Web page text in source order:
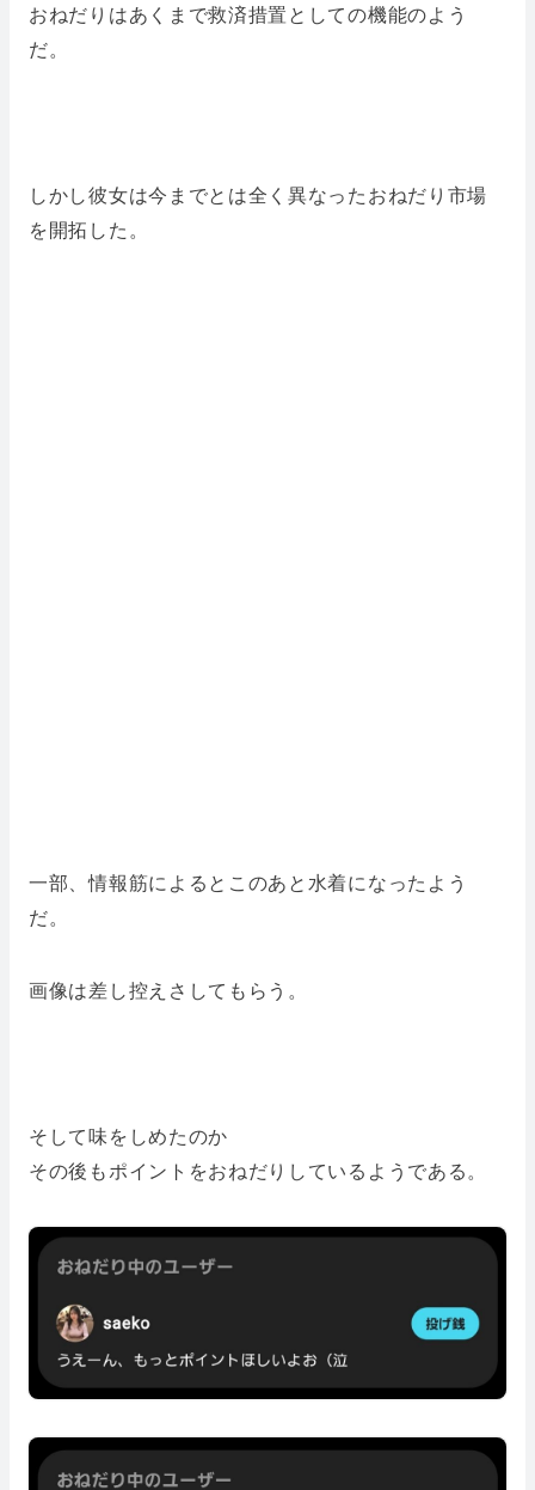
おねだりはあくまで救済措置としての機能のよう
だ。
しかし彼女は今までとは全く異なったおねだり市場
を開拓した。
一部、情報筋によるとこのあと水着になったよう
だ。
画像は差し控えさしてもらう。
そして味をしめたのか
その後もポイントをおねだりしているようである。